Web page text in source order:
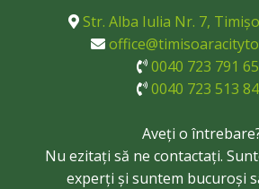
Str. Alba Iulia Nr. 7,
0040 723 791
0040 723 513
Aveți o
Nu ezitați să ne contactați.
experți și suntem bucuroși